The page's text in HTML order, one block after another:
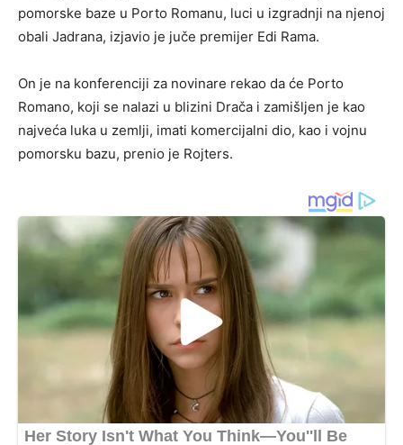
pomorske baze u Porto Romanu, luci u izgradnji na njenoj
obali Jadrana, izjavio je juče premijer Edi Rama.
On je na konferenciji za novinare rekao da će Porto
Romano, koji se nalazi u blizini Drača i zamišljen je kao
najveća luka u zemlji, imati komercijalni dio, kao i vojnu
pomorsku bazu, prenio je Rojters.